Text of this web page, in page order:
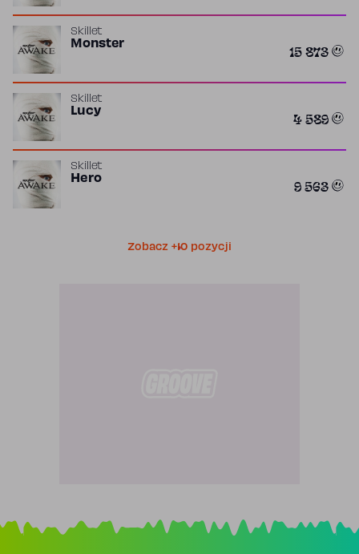
Skillet
Monster 15 873
Skillet
Lucy 4 589
Skillet
Hero 9 563
Zobacz +10 pozycji